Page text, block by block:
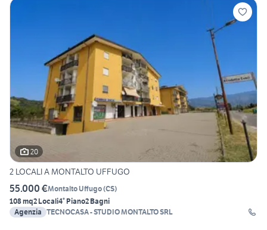
20
2 LOCALI A MONTALTO UFFUGO
55.000 €Montalto Uffugo(CS)
108 mq2 Locali4° Piano2 Bagni
Agenzia TECNOCASA - STUDIO MONTALTO SRL